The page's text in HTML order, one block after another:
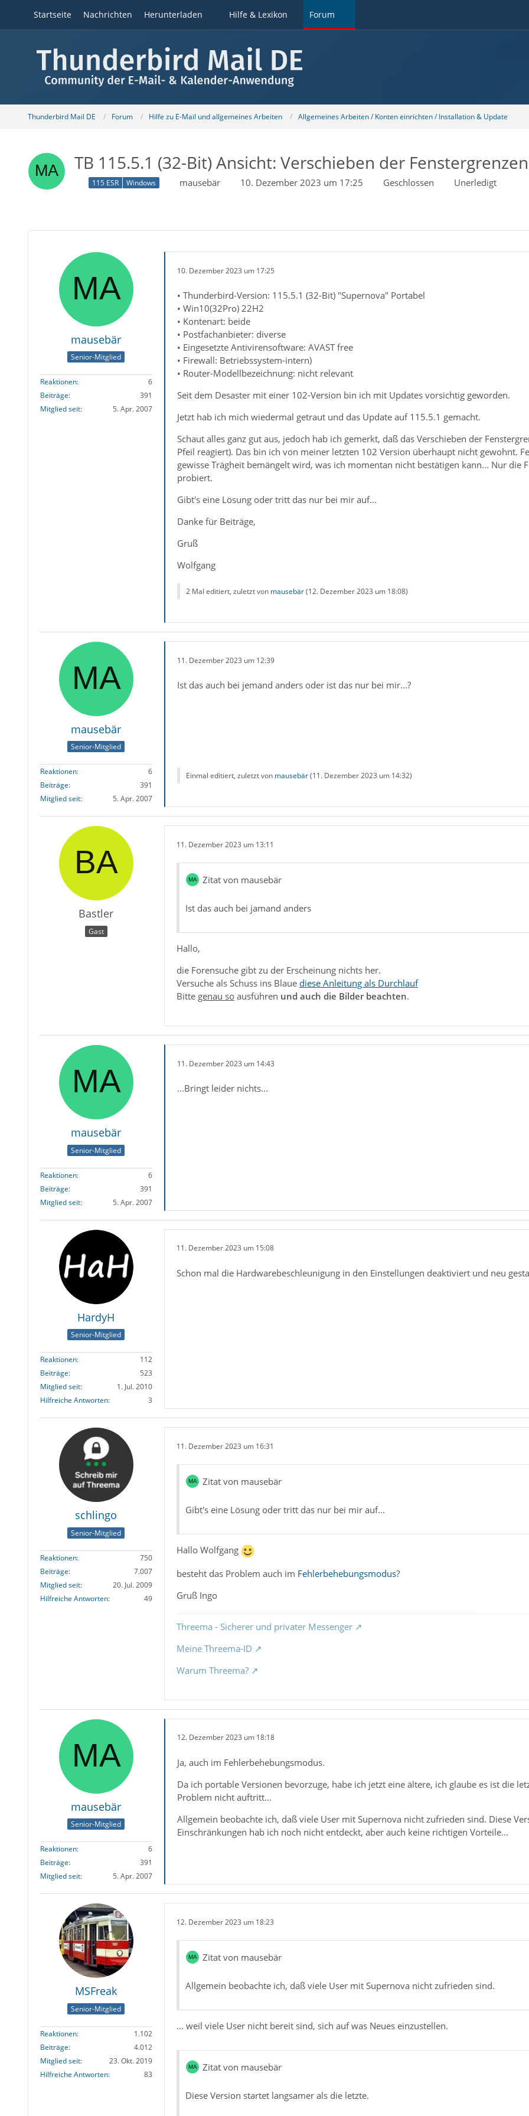
Startseite Nachrichten Herunterladen Hilfe & Lexikon Forum
Thunderbird Mail DE Forum Hilfe zu E-Mail und allgemeines Arbeiten Allgemeines Arbeiten / Konten einrichten / Installation & Update
TB 115.5.1 (32-Bit) Ansicht: Verschieben der
115 ESR Windows mausebär 10. Dezember 2023 um 17:25 Geschlossen Unerledigt
mausebär
Senior-Mitglied
Reaktionen
6
Beiträge
391
Mitglied seit
5. Apr. 2007
10. Dezember 2023 um 17:25
• Thunderbird-Version: 115.5.1 (32-Bit) "Supernova" Portabel
• Win10(32Pro) 22H2
• Kontenart: beide
• Postfachanbieter: diverse
• Eingesetzte Antivirensoftware: AVAST free
• Firewall: Betriebssystem-intern)
• Router-Modellbezeichnung: nicht relevant
Seit dem Desaster mit einer 102-Version bin ich mit Updates vorsichtig geworden.
Jetzt hab ich mich wiedermal getraut und das Update auf 115.5.1 gemacht.
Schaut alles ganz gut aus, jedoch hab ich gemerkt, daß das Verschieben der
Pfeil reagiert). Das bin ich von meiner letzten 102 Version überhaupt nicht gewohnt.
gewisse Trägheit bemängelt wird, was ich momentan nicht bestätigen kann... Nur die
probiert.
Gibt's eine Lösung oder tritt das nur bei mir auf...
Danke für Beiträge,
Gruß
Wolfgang
2 Mal editiert, zuletzt von mausebär(12. Dezember 2023 um 18:08)
mausebär
Senior-Mitglied
Reaktionen
6
Beiträge
391
Mitglied seit
5. Apr. 2007
11. Dezember 2023 um 12:39
Ist das auch bei jemand anders oder ist das nur bei mir...?
Einmal editiert, zuletzt von mausebär(11. Dezember 2023 um 14:32)
Bastler
Gast
11. Dezember 2023 um 13:11
Zitat von mausebär
Ist das auch bei jamand anders
Hallo,
die Forensuche gibt zu der Erscheinung nichts her.
Versuche als Schuss ins Blaue diese Anleitung als Durchlauf
Bitte genau soausführen und auch die Bilder beachten.
mausebär
Senior-Mitglied
Reaktionen
6
Beiträge
391
Mitglied seit
5. Apr. 2007
11. Dezember 2023 um 14:43
...Bringt leider nichts...
HardyH
Senior-Mitglied
Reaktionen
112
Beiträge
523
Mitglied seit
1. Jul. 2010
Hilfreiche Antworten
3
11. Dezember 2023 um 15:08
Schon mal die Hardwarebeschleunigung in den Einstellungen deaktiviert und neu
schlingo
Senior-Mitglied
Reaktionen
750
Beiträge
7.007
Mitglied seit
20. Jul. 2009
Hilfreiche Antworten
49
11. Dezember 2023 um 16:31
Zitat von mausebär
Gibt's eine Lösung oder tritt das nur bei mir auf...
Hallo Wolfgang
besteht das Problem auch im Fehlerbehebungsmodus?
Gruß Ingo
Threema - Sicherer und privater Messenger
Meine Threema-ID
Warum Threema?
mausebär
Senior-Mitglied
Reaktionen
6
Beiträge
391
Mitglied seit
5. Apr. 2007
12. Dezember 2023 um 18:18
Ja, auch im Fehlerbehebungsmodus.
Da ich portable Versionen bevorzuge, habe ich jetzt eine ältere, ich glaube es ist die
Problem nicht auftritt...
Allgemein beobachte ich, daß viele User mit Supernova nicht zufrieden sind. Diese
Einschränkungen hab ich noch nicht entdeckt, aber auch keine richtigen Vorteile...
MSFreak
Senior-Mitglied
Reaktionen
1.102
Beiträge
4.012
Mitglied seit
23. Okt. 2019
Hilfreiche Antworten
83
12. Dezember 2023 um 18:23
Zitat von mausebär
Allgemein beobachte ich, daß viele User mit Supernova nicht zufrieden sind.
... weil viele User nicht bereit sind, sich auf was Neues einzustellen.
Zitat von mausebär
Diese Version startet langsamer als die letzte.